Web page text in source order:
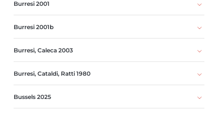
Burresi 2001
Burresi 2001b
Burresi, Caleca 2003
Burresi, Cataldi, Ratti 1980
Bussels 2025